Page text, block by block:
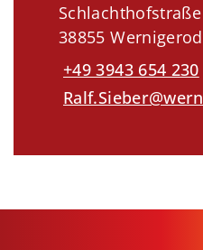
38855
+49 3943 654 230